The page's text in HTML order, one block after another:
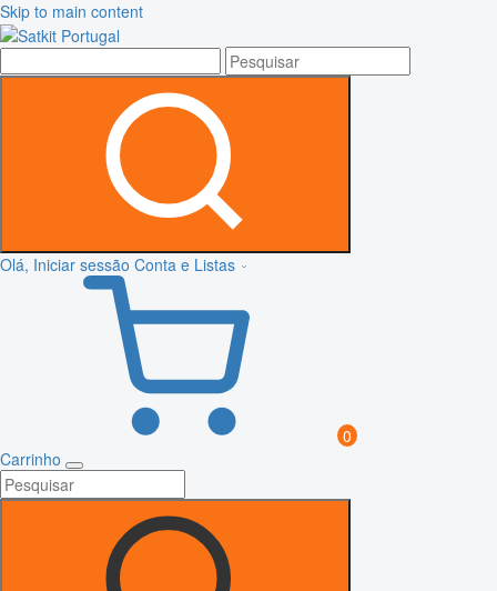
Skip to main content
Olá, Iniciar sessão Conta e Listas
0
Carrinho